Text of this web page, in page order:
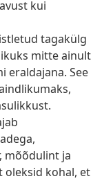
kui
tagakülg
mitte ainult
eraldajana. See
mõõdulint ja
oleksid kohal, et